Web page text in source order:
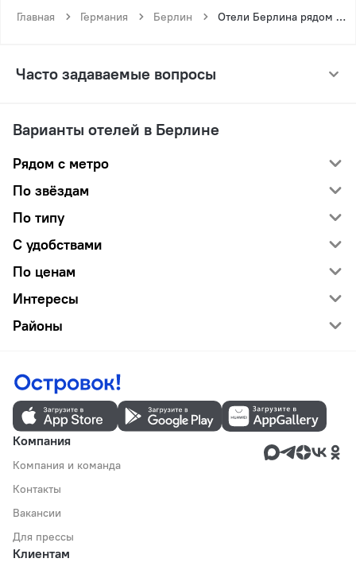
Главная Германия Берлин Отели Берлина рядом с метро Ландсбергер Алле
Часто задаваемые вопросы
Варианты отелей в Берлине
Рядом с метро
По звёздам
По типу
С удобствами
По ценам
Интересы
Районы
Компания
Компания и команда
Контакты
Вакансии
Для прессы
Клиентам